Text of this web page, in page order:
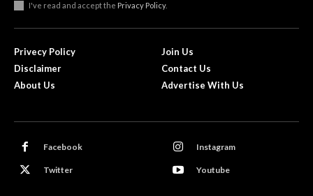
I've read and accept the Privacy Policy.
Privecy Policy
Disclaimer
About Us
Join Us
Contact Us
Advertise With Us
Facebook Instagram
Twitter Youtube